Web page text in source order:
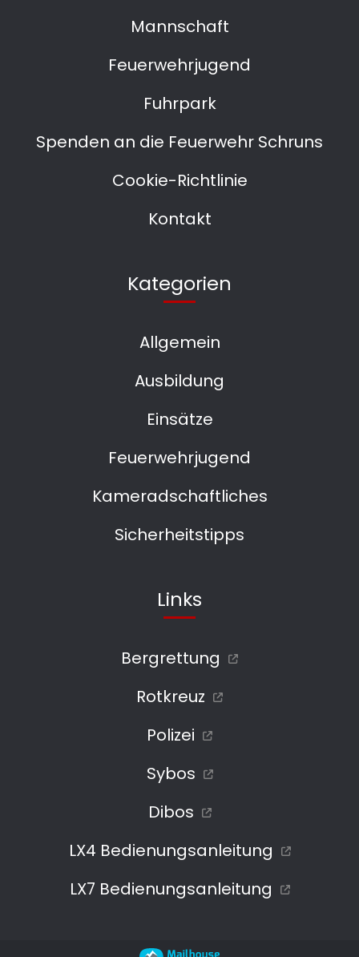
Mannschaft
Feuerwehrjugend
Fuhrpark
Spenden an die Feuerwehr Schruns
Cookie-Richtlinie
Kontakt
Kategorien
Allgemein
Ausbildung
Einsätze
Feuerwehrjugend
Kameradschaftliches
Sicherheitstipps
Links
Bergrettung
Rotkreuz
Polizei
Sybos
Dibos
LX4 Bedienungsanleitung
LX7 Bedienungsanleitung